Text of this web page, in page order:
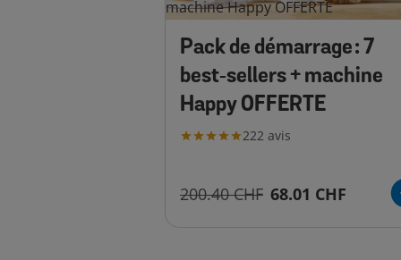
Pack de démarrage : 7
best‑sellers + machine
Happy OFFERTE
222 avis
200.40 CHF 68.01 CHF